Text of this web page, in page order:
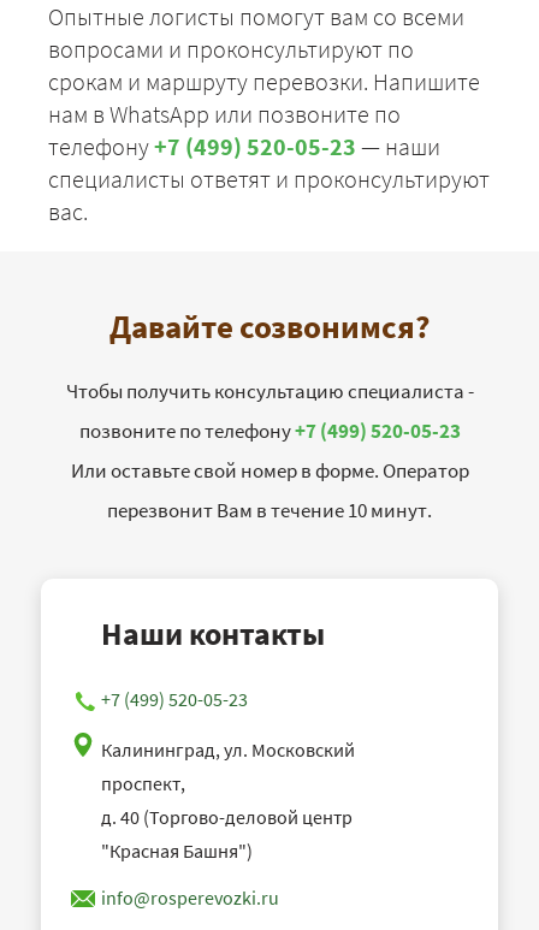
Опытные логисты помогут вам со всеми
вопросами и проконсультируют по
срокам и маршруту перевозки. Напишите
нам в WhatsApp или позвоните по
телефону+7 (499) 520-05-23 — наши
специалисты ответят и проконсультируют
вас.
Давайте созвонимся?
Чтобы получить консультацию специалиста -
позвоните по телефону+7 (499) 520-05-23
Или оставьте свой номер в форме. Оператор
перезвонит Вам в течение 10 минут.
Наши контакты
+7 (499) 520-05-23
Калининград, ул. Московский
проспект,
д. 40 (Торгово-деловой центр
"Красная Башня")
info@rosperevozki.ru